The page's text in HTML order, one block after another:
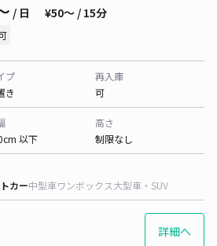
/ 日 ¥50〜 / 15分
プ
き
再入庫
可
以下
高さ
制限なし
カー中型車ワンボックス大型車・SUV
詳細へ